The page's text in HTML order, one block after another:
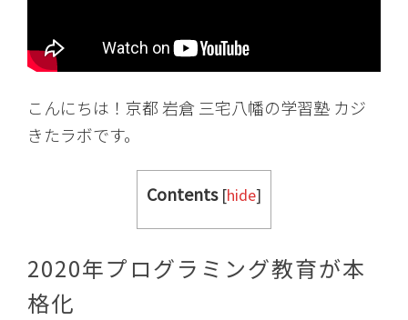
こんにちは！京都 岩倉 三宅八幡の学習塾 カジ
きたラボです。
Contents [hide]
2020年プログラミング教育が本
格化